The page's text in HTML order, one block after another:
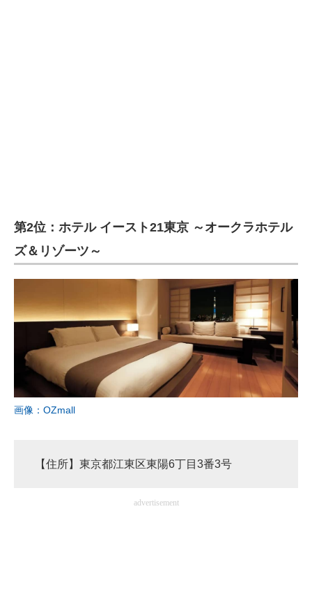
エネルギーの専門メディア
建設×テクノロジーの最前線
第2位：ホテル イースト21東京 ～オークラホテル
ズ＆リゾーツ～
画像：OZmall
【住所】東京都江東区東陽6丁目3番3号
advertisement